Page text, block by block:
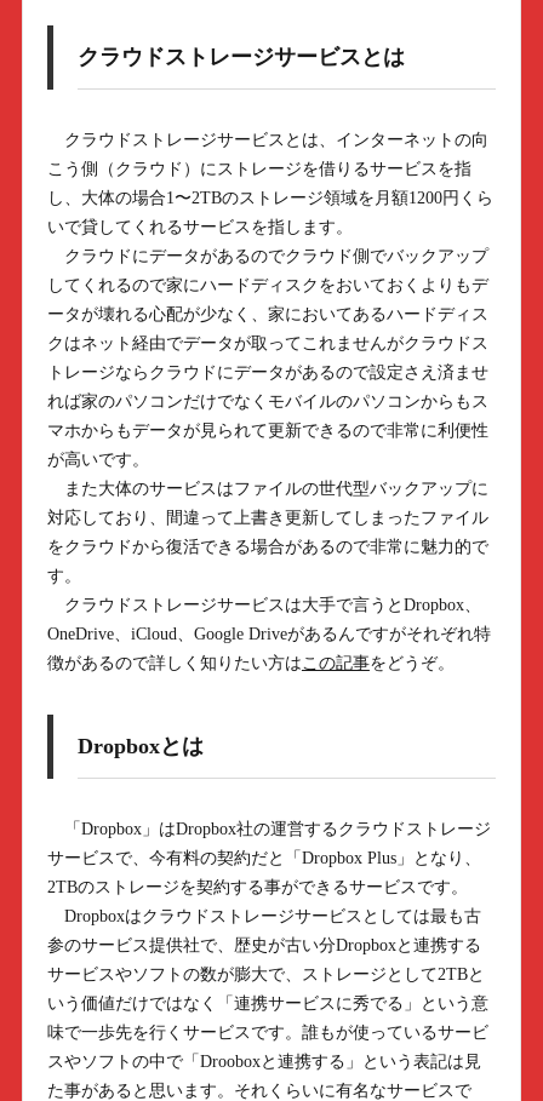
クラウドストレージサービスとは
クラウドストレージサービスとは、インターネットの向
こう側（クラウド）にストレージを借りるサービスを指
し、大体の場合1〜2TBのストレージ領域を月額1200円くら
いで貸してくれるサービスを指します。
クラウドにデータがあるのでクラウド側でバックアップ
してくれるので家にハードディスクをおいておくよりもデ
ータが壊れる心配が少なく、家においてあるハードディス
クはネット経由でデータが取ってこれませんがクラウドス
トレージならクラウドにデータがあるので設定さえ済ませ
れば家のパソコンだけでなくモバイルのパソコンからもス
マホからもデータが見られて更新できるので非常に利便性
が高いです。
また大体のサービスはファイルの世代型バックアップに
対応しており、間違って上書き更新してしまったファイル
をクラウドから復活できる場合があるので非常に魅力的で
す。
クラウドストレージサービスは大手で言うとDropbox、
OneDrive、iCloud、Google Driveがあるんですがそれぞれ特
徴があるので詳しく知りたい方はこの記事をどうぞ。
Dropboxとは
「Dropbox」はDropbox社の運営するクラウドストレージ
サービスで、今有料の契約だと「Dropbox Plus」となり、
2TBのストレージを契約する事ができるサービスです。
Dropboxはクラウドストレージサービスとしては最も古
参のサービス提供社で、歴史が古い分Dropboxと連携する
サービスやソフトの数が膨大で、ストレージとして2TBと
いう価値だけではなく「連携サービスに秀でる」という意
味で一歩先を行くサービスです。誰もが使っているサービ
スやソフトの中で「Drooboxと連携する」という表記は見
た事があると思います。それくらいに有名なサービスで